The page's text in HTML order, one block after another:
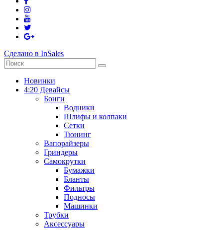
Сделано в InSales
Новинки
4:20 Девайсы
Бонги
Водники
Шлифы и колпаки
Сетки
Тюнинг
Вапорайзеры
Гриндеры
Самокрутки
Бумажки
Бланты
Фильтры
Подносы
Машинки
Трубки
Аксессуары